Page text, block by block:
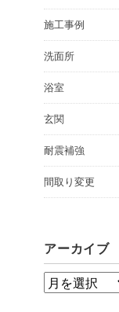
施工事例
洗面所
浴室
玄関
耐震補強
間取り変更
アーカイブ
ア